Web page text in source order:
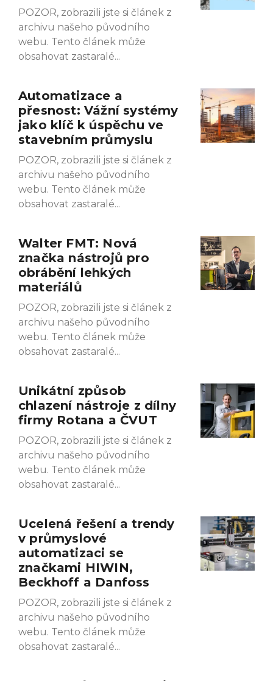
POZOR, zobrazili jste si článek z
archivu našeho původního
webu. Tento článek může
obsahovat zastaralé
Automatizace a
přesnost: Vážní systémy
jako klíč k úspěchu ve
stavebním průmyslu
POZOR, zobrazili jste si článek z
archivu našeho původního
webu. Tento článek může
obsahovat zastaralé
Walter FMT: Nová
značka nástrojů pro
obrábění lehkých
materiálů
POZOR, zobrazili jste si článek z
archivu našeho původního
webu. Tento článek může
obsahovat zastaralé
Unikátní způsob
chlazení nástroje z dílny
firmy Rotana a ČVUT
POZOR, zobrazili jste si článek z
archivu našeho původního
webu. Tento článek může
obsahovat zastaralé
Ucelená řešení a trendy
v průmyslové
automatizaci se
značkami HIWIN,
Beckhoff a Danfoss
POZOR, zobrazili jste si článek z
archivu našeho původního
webu. Tento článek může
obsahovat zastaralé